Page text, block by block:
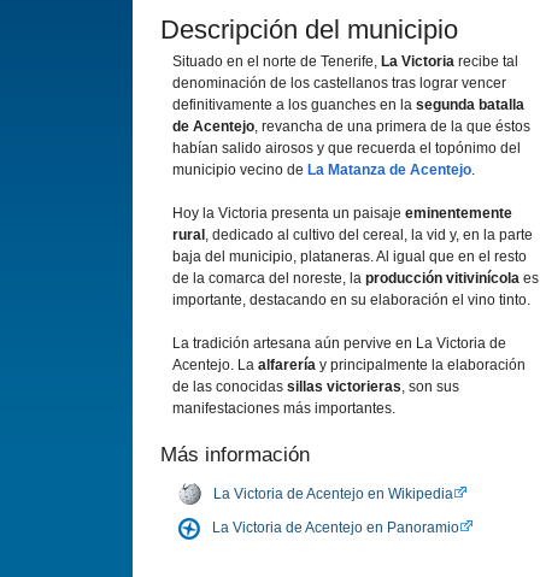
Descripción del municipio
Situado en el norte de Tenerife, La Victoria recibe tal
denominación de los castellanos tras lograr vencer
definitivamente a los guanches en la segunda batalla
de Acentejo, revancha de una primera de la que éstos
habí­an salido airosos y que recuerda el topónimo del
municipio vecino de La Matanza de Acentejo.
Hoy la Victoria presenta un paisaje eminentemente
rural , dedicado al cultivo del cereal, la vid y, en la parte
baja del municipio, plataneras. Al igual que en el resto
de la comarca del noreste, la producción vitiviní­cola es
importante, destacando en su elaboración el vino tinto.
La tradición artesana aún pervive en La Victoria de
Acentejo. La alfarerí­a y principalmente la elaboración
de las conocidas sillas victorieras, son sus
manifestaciones más importantes.
Más información
La Victoria de Acentejo en Wikipedia
La Victoria de Acentejo en Panoramio